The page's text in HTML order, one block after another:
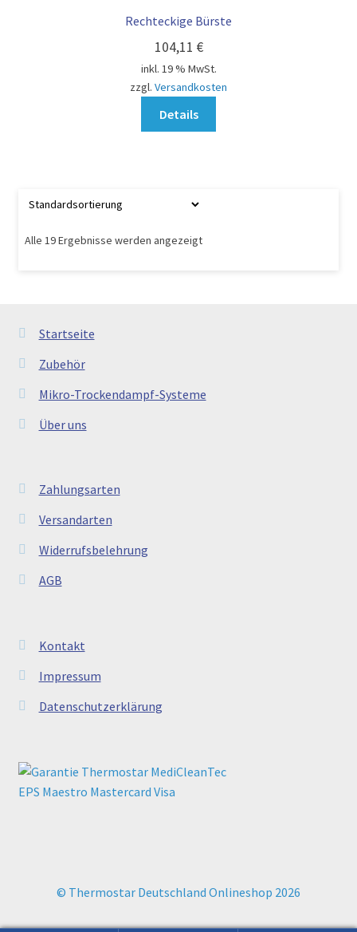
Rechteckige Bürste
104,11 €
inkl. 19 % MwSt.
zzgl. Versandkosten
Details
Alle 19 Ergebnisse werden angezeigt
Startseite
Zubehör
Mikro-Trockendampf-Systeme
Über uns
Zahlungsarten
Versandarten
Widerrufsbelehrung
AGB
Kontakt
Impressum
Datenschutzerklärung
© Thermostar Deutschland Onlineshop 2026